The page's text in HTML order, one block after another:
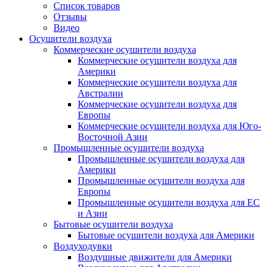
Список товаров
Отзывы
Видео
Осушители воздуха
Коммерческие осушители воздуха
Коммерческие осушители воздуха для
Америки
Коммерческие осушители воздуха для
Австралии
Коммерческие осушители воздуха для
Европы
Коммерческие осушители воздуха для Юго-
Восточной Азии
Промышленные осушители воздуха
Промышленные осушители воздуха для
Америки
Промышленные осушители воздуха для
Европы
Промышленные осушители воздуха для ЕС
и Азии
Бытовые осушители воздуха
Бытовые осушители воздуха для Америки
Воздуходувки
Воздушные движители для Америки